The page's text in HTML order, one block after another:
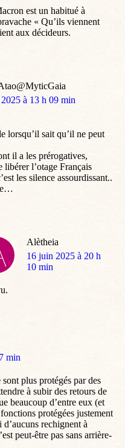
est un habitué à
« Qu’ils viennent
aux décideurs.
à 13 h 09 min
lorsqu’il sait qu’il ne peut
il a les prérogatives,
libérer l’otage Français
les silence assourdissant..
Alètheia
dit
:
16 juin 2025 à 20 h
10 min
min
plus protégés par des
à subir des retours de
beaucoup d’entre eux (et
protégées justement
rechignent à
peut-être pas sans arrière-